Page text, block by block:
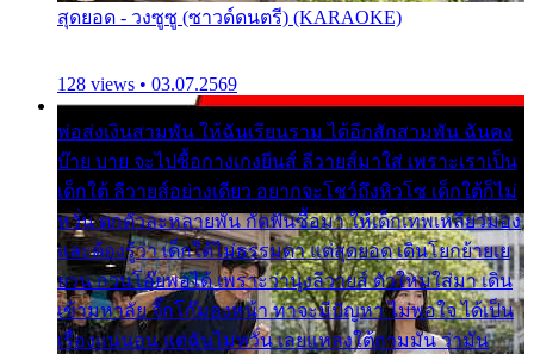
สุดยอด - วงซูซู (ซาวด์ดนตรี) (KARAOKE)
128 views • 03.07.2569
พ่อส่งเงินสามพัน ให้ฉันเรียนราม ได้อีกสักสามพัน ฉันคง
บ๊าย บาย จะไปซื้อกางเกงยีนส์ ลีวายส์มาใส่ เพราะเราเป็น
เด็กใต้ ลีวายส์อย่างเดียว อยากจะโชว์ถึงหิวโซ เด็กใต้ก็ไม่
หวั่น ตกตัวละหลายพัน กัดฟันซื้อมา ให้เด็กเทพเหลียวมอง
และต้องรู้ว่า เด็กใต้ไม่ธรรมดา แต่สุดยอด เดินโยกย้ายเย
ยวน กวนโอ๊ยพอได้ เพราะว่านุ่งลีวายส์ ตัวใหม่ใส่มา เดิน
เข้ามหาลัย จิ๊กโก๊มองหน้า ท่าจะมีปัญหา ไม่พอใจ ได้เป็น
เรื่องแน่นอน แต่ฉันไม่หวั่น เลยแหลงใต้ถามมัน ว่ามัน